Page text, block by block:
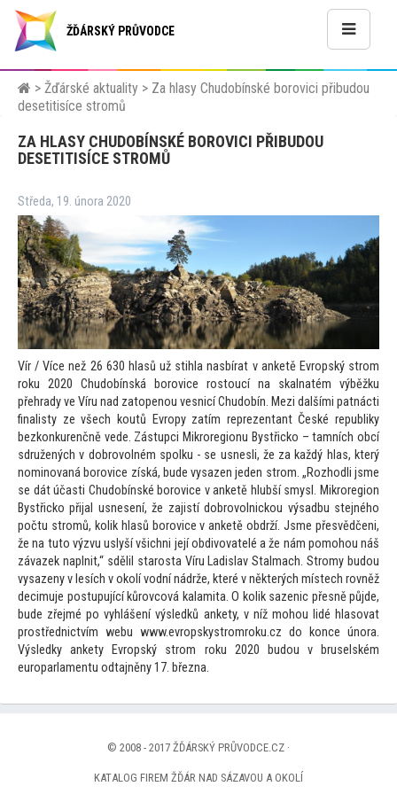
ŽĎÁRSKÝ PRŮVODCE
> Žďárské aktuality > Za hlasy Chudobínské borovici přibudou
desetitisíce stromů
ZA HLASY CHUDOBÍNSKÉ BOROVICI PŘIBUDOU
DESETITISÍCE STROMŮ
Středa, 19. února 2020
Vír / Více než 26 630 hlasů už stihla nasbírat v anketě Evropský strom
roku 2020 Chudobínská borovice rostoucí na skalnatém výběžku
přehrady ve Víru nad zatopenou vesnicí Chudobín. Mezi dalšími patnácti
finalisty ze všech koutů Evropy zatím reprezentant České republiky
bezkonkurenčně vede. Zástupci Mikroregionu Bystřicko – tamních obcí
sdružených v dobrovolném spolku - se usnesli, že za každý hlas, který
nominovaná borovice získá, bude vysazen jeden strom. „Rozhodli jsme
se dát účasti Chudobínské borovice v anketě hlubší smysl. Mikroregion
Bystřicko přijal usnesení, že zajistí dobrovolnickou výsadbu stejného
počtu stromů, kolik hlasů borovice v anketě obdrží. Jsme přesvědčeni,
že na tuto výzvu uslyší všichni její obdivovatelé a že nám pomohou náš
závazek naplnit,“ sdělil starosta Víru Ladislav Stalmach. Stromy budou
vysazeny v lesích v okolí vodní nádrže, které v některých místech rovněž
decimuje postupující kůrovcová kalamita. O kolik sazenic přesně půjde,
bude zřejmé po vyhlášení výsledků ankety, v níž mohou lidé hlasovat
prostřednictvím webu www.evropskystromroku.cz do konce února.
Výsledky ankety Evropský strom roku 2020 budou v bruselském
europarlamentu odtajněny 17. března.
© 2008 - 2017 ŽĎÁRSKÝ PRŮVODCE.CZ ·
KATALOG FIREM ŽĎÁR NAD SÁZAVOU A OKOLÍ